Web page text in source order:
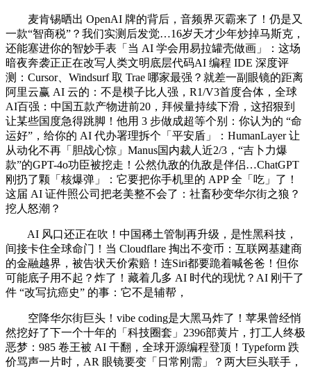
麦肯锡晒出 OpenAI 牌的背后，音频界灭霸来了！仍是又
一款“智商税”？我们实测后发觉…16岁天才少年炒掉马斯克，
还能塞进你的智妙手表「当 AI 学会用易拉罐壳做画」：这场
暗夜奔袭正正在改写人类文明底层代码AI 编程 IDE 深度评
测：Cursor、Windsurf 取 Trae 哪家最强？就差一副眼镜的距离
阿里云赢 AI 云的：不是模子比人强，R1/V3首度合体，全球
AI百强：中国五款产物进前20，拜候量持续下滑，这招狠到
让某些国度急得跳脚！他用 3 步做成超等个别：你认为的 “命
运好”，给你的 AI 代办署理拆个「平安盾」：HumanLayer 让
从动化不再「胆战心惊」Manus国内裁人近2/3，“吉卜力爆
款”的GPT-4o功臣被挖走！公然仇敌的仇敌是伴侣…ChatGPT
刚扔了颗「核爆弹」：它要把你手机里的 APP 全「吃」了！
这届 AI 证件照公司把老美整不会了：社畜秒变华尔街之狼？
挖人怒潮？
AI 风口还正在吹！中国稀土管制再升级，是性黑科技，
间接卡住全球命门！当 Cloudflare 掏出不变币：互联网基建商
的金融越界，被告状天价索赔！连Siri都要跪着喊爸爸！但你
可能底子用不起？炸了！藏着几多 AI 时代的现忧？AI 刚干了
件 “改写抗癌史” 的事：它不是辅帮，
空降华尔街巨头！vibe coding是大黑马炸了！苹果曾经悄
然挖好了下一个十年的「科技圈套」2396部黄片，打工人终极
恶梦：985 卷王被 AI 干翻，全球开源编程登顶！Typeform 跌
价骂声一片时，AR 眼镜要变「日常刚需」？两大巨头联手，